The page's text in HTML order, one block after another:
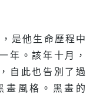
是他生命歷程中
年。該年十月，
自此也告別了過
畫風格。黑畫的